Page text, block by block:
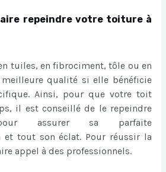
repeindre votre toiture à
tuiles, en fibrociment, tôle ou en
qualité si elle bénéficie
Ainsi, pour que votre toit
il est conseillé de le repeindre
pour assurer sa parfaite
et tout son éclat. Pour réussir la
appel à des professionnels.